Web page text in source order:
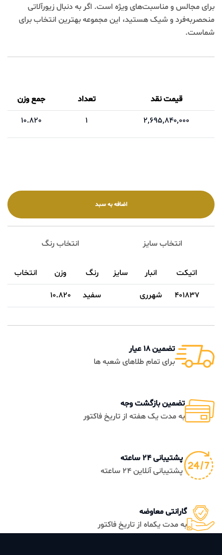
برای مجالس و مناسبت‌های ویژه است. اگر به دنبال زیورآلاتی
منحصربه‌فرد و شیک هستید، این مجموعه بهترین انتخاب برای
شماست.
قیمت نقد تعداد
جمع وزن
2,695,840,000
10.820
انتخاب سایز انتخاب رنگ
اتیکت انبار سایز رنگ وزن انتخاب
401837 شهرری سفيد 10.820
تضمین 18 عیار
برای تمام طلاهای شعبه ها
تضمین بازگشت وجه
به مدت یک هفته از تاریخ فاکتور
پشتیبانی 24 ساعته
پشتیبانی آنلاین 24 ساعته
گارانتی معاوضه
به مدت یکماه از تاریخ فاکتور